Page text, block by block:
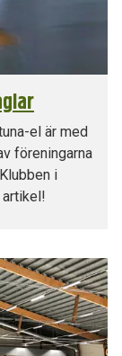
el är med
föreningarna
i
artikel!